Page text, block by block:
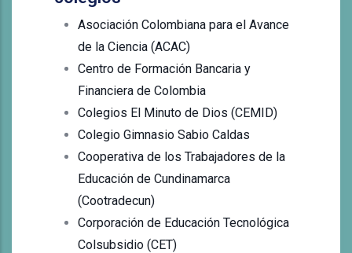
Asociación Colombiana para el Avance
de la Ciencia (ACAC)
Centro de Formación Bancaria y
Financiera de Colombia
Colegios El Minuto de Dios (CEMID)
Colegio Gimnasio Sabio Caldas
Cooperativa de los Trabajadores de la
Educación de Cundinamarca
(Cootradecun)
Corporación de Educación Tecnológica
Colsubsidio (CET)